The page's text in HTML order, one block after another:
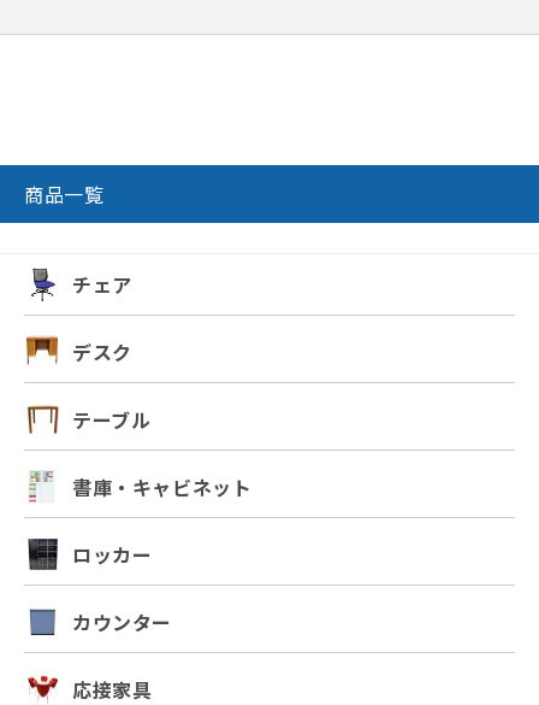
商品一覧
チェア
デスク
テーブル
書庫・キャビネット
ロッカー
カウンター
応接家具